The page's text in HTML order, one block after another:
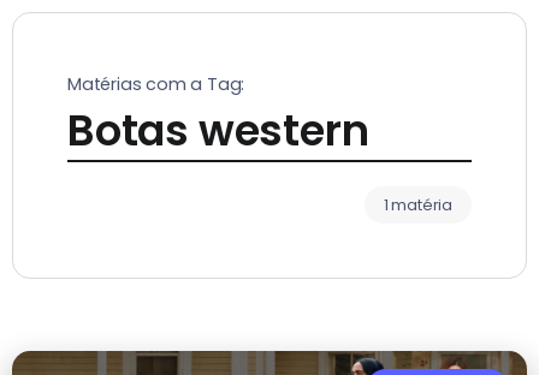
Matérias com a Tag:
Botas western
1 matéria